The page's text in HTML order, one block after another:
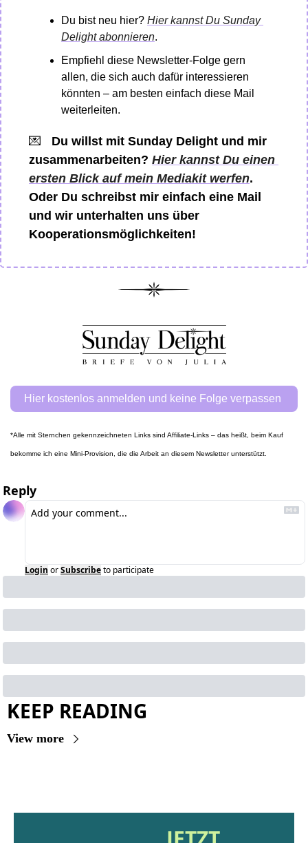
Du bist neu hier? Hier kannst Du Sunday
Delight abonnieren.
Empfiehl diese Newsletter-Folge gern
allen, die sich auch dafür interessieren
könnten – am besten einfach diese Mail
weiterleiten.
💌
Du willst mit Sunday Delight und mir
zusammenarbeiten? Hier kannst Du einen
ersten Blick auf mein Mediakit werfen.
Oder Du schreibst mir einfach eine Mail
und wir unterhalten uns über
Kooperationsmöglichkeiten!
Hier kostenlos anmelden und keine Folge verpassen
*Alle mit Sternchen gekennzeichneten Links sind Affiliate-Links – das heißt, beim Kauf
bekomme ich eine Mini-Provision, die die Arbeit an diesem Newsletter unterstützt.
Reply
Login orSubscribeto participate
KEEP READING
View more